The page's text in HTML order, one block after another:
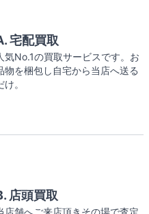
宅配買取
気No.1の買取サービスです。お
物を梱包し自宅から当店へ送る
け。
店頭買取
店舗へご来店頂きその場で査定